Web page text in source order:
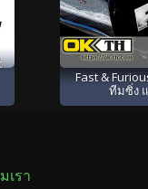
Fast &
ทีมซิ่ง
เรา